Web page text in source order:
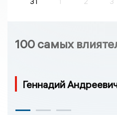
100 самых
Геннадий